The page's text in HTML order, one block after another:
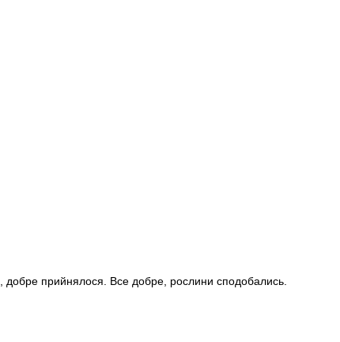
добре прийнялося. Все добре, рослини сподобались.